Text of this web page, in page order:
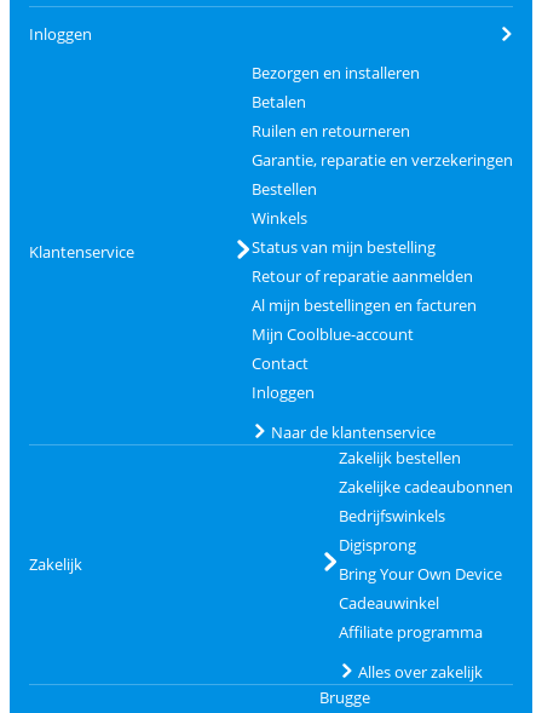
Inloggen
Klantenservice
Bezorgen en installeren
Betalen
Ruilen en retourneren
Garantie, reparatie en verzekeringen
Bestellen
Winkels
Status van mijn bestelling
Retour of reparatie aanmelden
Al mijn bestellingen en facturen
Mijn Coolblue-account
Contact
Inloggen
Naar de klantenservice
Zakelijk
Zakelijk bestellen
Zakelijke cadeaubonnen
Bedrijfswinkels
Digisprong
Bring Your Own Device
Cadeauwinkel
Affiliate programma
Alles over zakelijk
Brugge